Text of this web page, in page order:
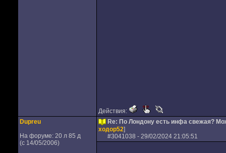
Действия:
Dupreu
На форуме: 20 л 85 д
(с 14/05/2006)
Re: По Лондону есть инфа свежая?
ходор52]
#3041038 - 29/02/2024 21:05:51